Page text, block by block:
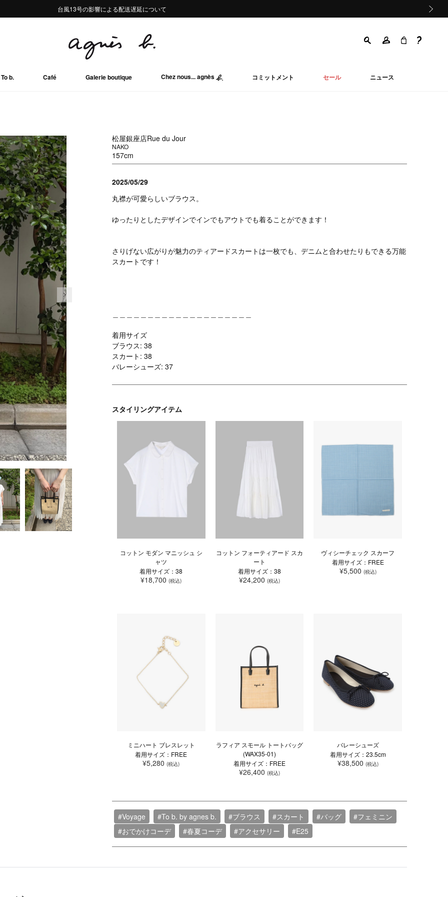
熊本地域地震の影響による配送遅延について
Summer Sale 2buy10%OFF!!
台風13号の影響による配送遅延について
熊本地域地震の影響による配送遅延について
Summer Sale 2buy10%OFF!!
To b. Café Galerie boutique Chez nous... agnès コミットメント セール ニュース
次の画像
松屋銀座店Rue du Jour
NAKO
157cm
2025/05/29
丸襟が可愛らしいブラウス。
ゆったりとしたデザインでインでもアウトでも着ることができます！
さりげない広がりが魅力のティアードスカートは一枚でも、デニムと合わせたりもできる万能
スカートです！
着用サイズ
ブラウス: 38
スカート: 38
バレーシューズ: 37
スタイリングアイテム
コットン モダン マニッシュ シ
ャツ
着用サイズ：38
¥18,700(税込)
コットン フォーティアード スカ
ート
着用サイズ：38
¥24,200 (税込)
ヴィシーチェック スカーフ
着用サイズ：FREE
¥5,500 (税込)
ミニハート ブレスレット
着用サイズ：FREE
¥5,280(税込)
ラフィア スモール トートバッグ
(WAX35-01)
着用サイズ：FREE
¥26,400 (税込)
バレーシューズ
着用サイズ：23.5cm
¥38,500 (税込)
#Voyage #To b. by agnes b. #ブラウス #スカート #バッグ
#フェミニン
#おでかけコーデ
#春夏コーデ #アクセサリー #E25